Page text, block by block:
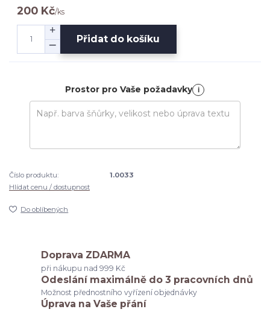
200 Kč/ks
Přidat do košíku
Prostor pro Vaše požadavky i
Číslo produktu:
1.0033
Hlídat cenu / dostupnost
Do oblíbených
Doprava ZDARMA
při nákupu nad 999 Kč
Odeslání maximálně do 3 pracovních dnů
Možnost přednostního vyřízení objednávky
Úprava na Vaše přání